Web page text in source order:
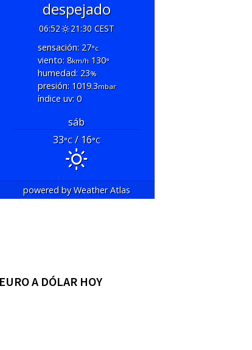
despejado
06:52
21:30 CEST
sensación: 27°c
viento: 8km/h130°
humedad: 23%
presión: 1019.3mbar
índice uv: 0
sáb
33°C/ 16°C
powered byWeather Atlas
EURO A DÓLAR HOY